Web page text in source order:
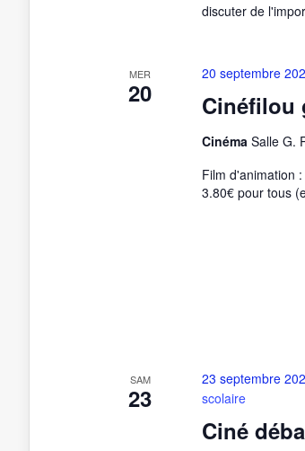
discuter de
MER
20 Cinéfilou
20 septembre
Cinéma Salle G.
Film d'animation
3.80€ pour tous
SAM
23
Ciné
23 septembre
scolaire